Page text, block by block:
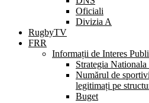
Oficiali
Divizia A
RugbyTV
FRR
Informații de Interes
Strategia
Numărul de
legitimați pe
Buget